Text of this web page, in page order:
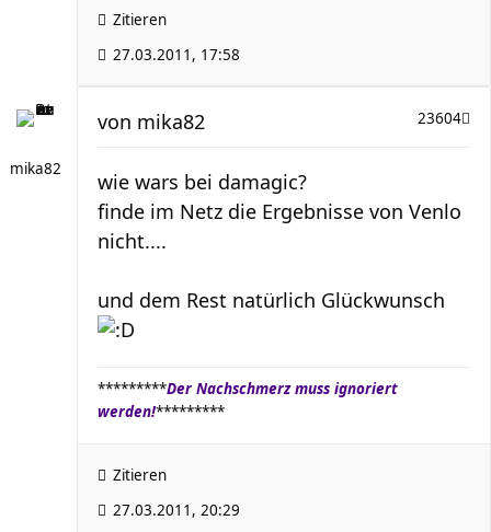
Zitieren
27.03.2011, 17:58
mika82
23604
von mika82
wie wars bei damagic?
finde im Netz die Ergebnisse von Venlo
nicht....
und dem Rest natürlich Glückwunsch
*********Der Nachschmerz muss ignoriert
werden!*********
Zitieren
27.03.2011, 20:29